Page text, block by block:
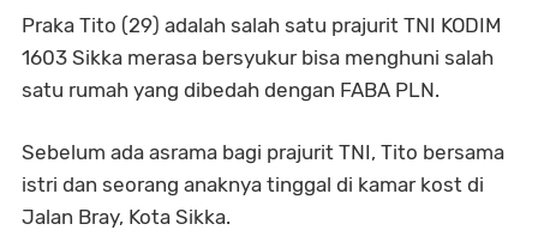
Praka Tito (29) adalah salah satu prajurit TNI KODIM
1603 Sikka merasa bersyukur bisa menghuni salah
satu rumah yang dibedah dengan FABA PLN.
Sebelum ada asrama bagi prajurit TNI, Tito bersama
istri dan seorang anaknya tinggal di kamar kost di
Jalan Bray, Kota Sikka.